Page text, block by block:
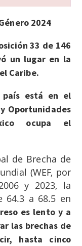
2024
33 de 146
un lugar en la
Caribe.
país está en el
Oportunidades
ocupa el
de Brecha de
(WEF, por
y 2023, la
64.3 a 68.5 en
es lento y a
las brechas de
hasta cinco